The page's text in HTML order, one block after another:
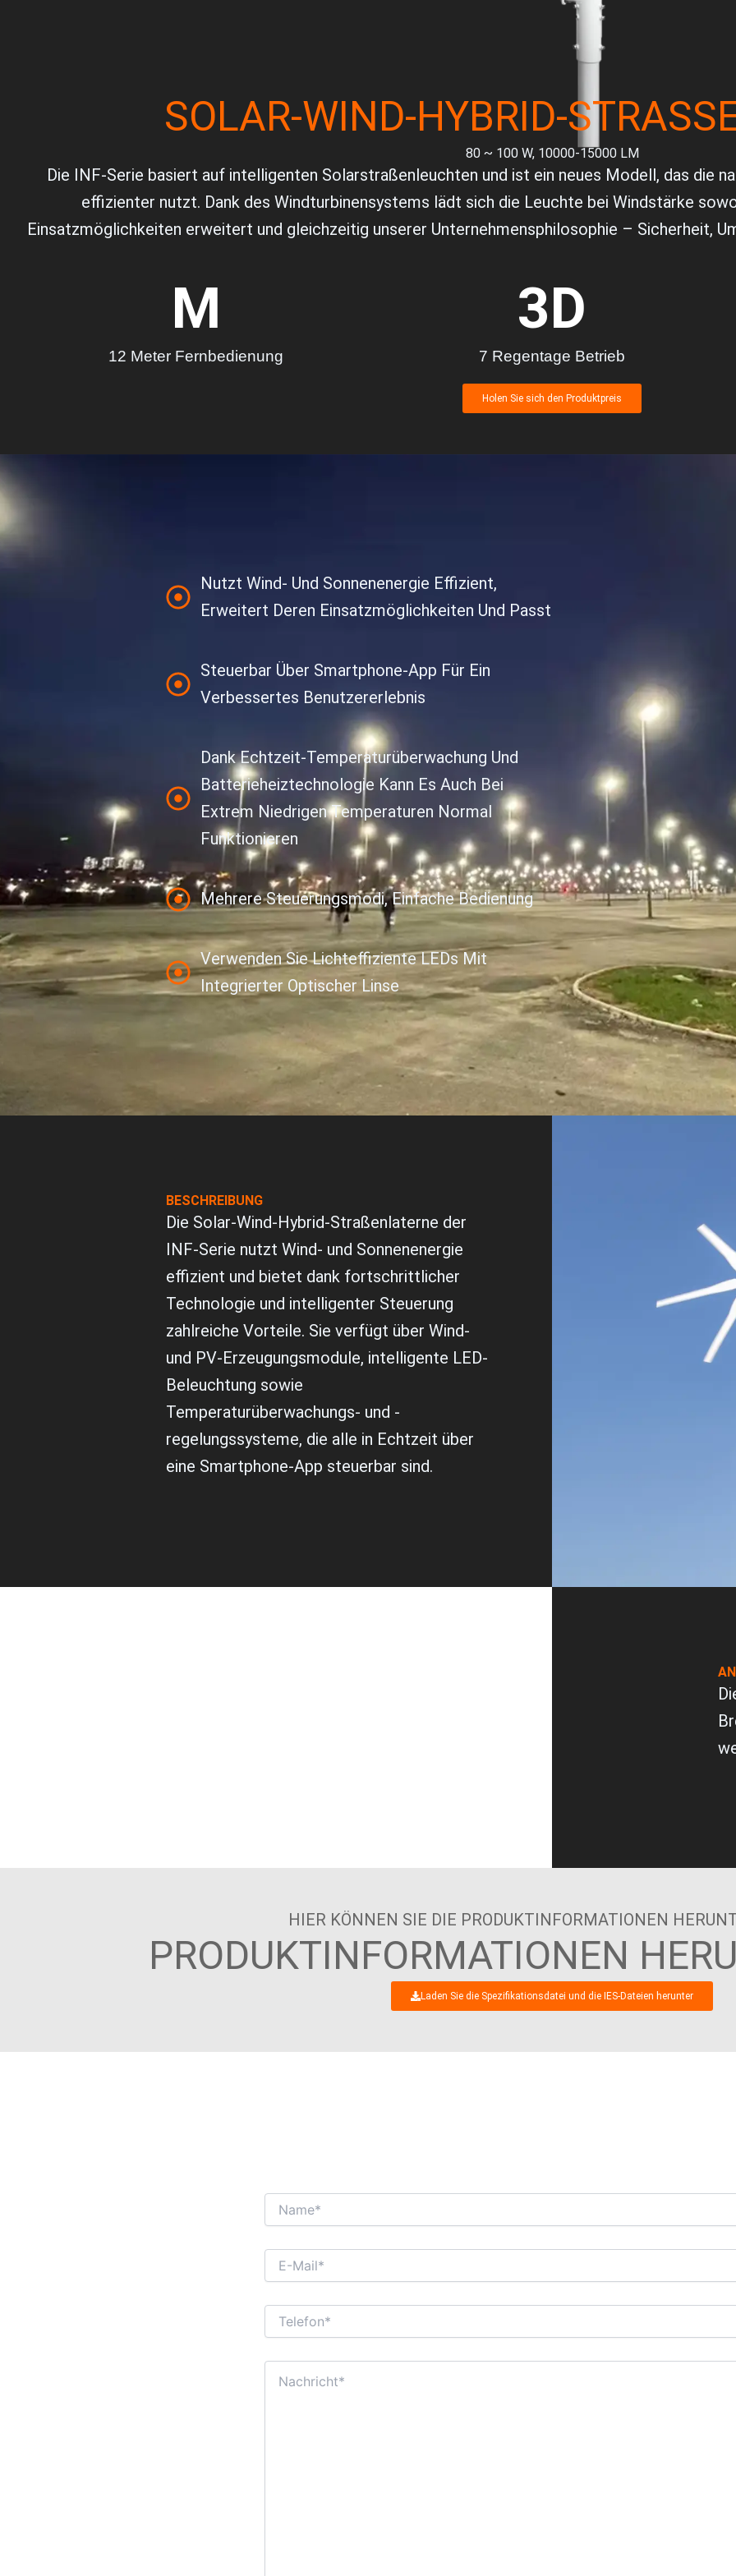
SOLAR-WIND-HYBRID-
80 ~ 100 W, 10000-15000 LM
Die INF-Serie basiert auf intelligenten Solarstraßenleuchten und ist ein neues Modell, das die
effizienter nutzt. Dank des Windturbinensystems lädt sich die Leuchte bei Windstärke
Einsatzmöglichkeiten erweitert und gleichzeitig unserer Unternehmensphilosophie – Sicherheit,
12 Meter Fernbedienung
M
7 Regentage Betrieb
3D
Holen Sie sich den Produktpreis
Nutzt Wind- Und Sonnenenergie Effizient,
Erweitert Deren Einsatzmöglichkeiten Und Passt
Steuerbar Über Smartphone-App Für Ein
Verbessertes Benutzererlebnis
Dank Echtzeit-Temperaturüberwachung Und
Batterieheiztechnologie Kann Es Auch Bei
Extrem Niedrigen Temperaturen Normal
Funktionieren
Mehrere Steuerungsmodi, Einfache Bedienung
Verwenden Sie Lichteffiziente LEDs Mit
Integrierter Optischer Linse
BESCHREIBUNG
Die Solar-Wind-Hybrid-Straßenlaterne der
INF-Serie nutzt Wind- und Sonnenenergie
effizient und bietet dank fortschrittlicher
Technologie und intelligenter Steuerung
zahlreiche Vorteile. Sie verfügt über Wind-
und PV-Erzeugungsmodule, intelligente LED-
Beleuchtung sowie
Temperaturüberwachungs- und -
regelungssysteme, die alle in Echtzeit über
eine Smartphone-App steuerbar sind.
HIER KÖNNEN SIE DIE PRODUKTINFORMATIONEN
PRODUKTINFORMATIONEN
Laden Sie die Spezifikationsdatei und die IES-Dateien herunter